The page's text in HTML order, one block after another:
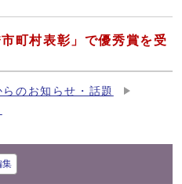
町村表彰」で優秀賞を受
らのお知らせ・話題
集